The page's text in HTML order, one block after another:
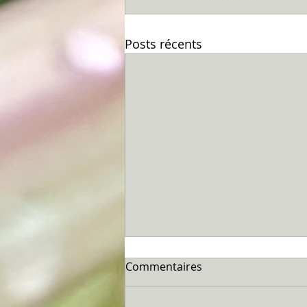
Posts récents
Commentaires